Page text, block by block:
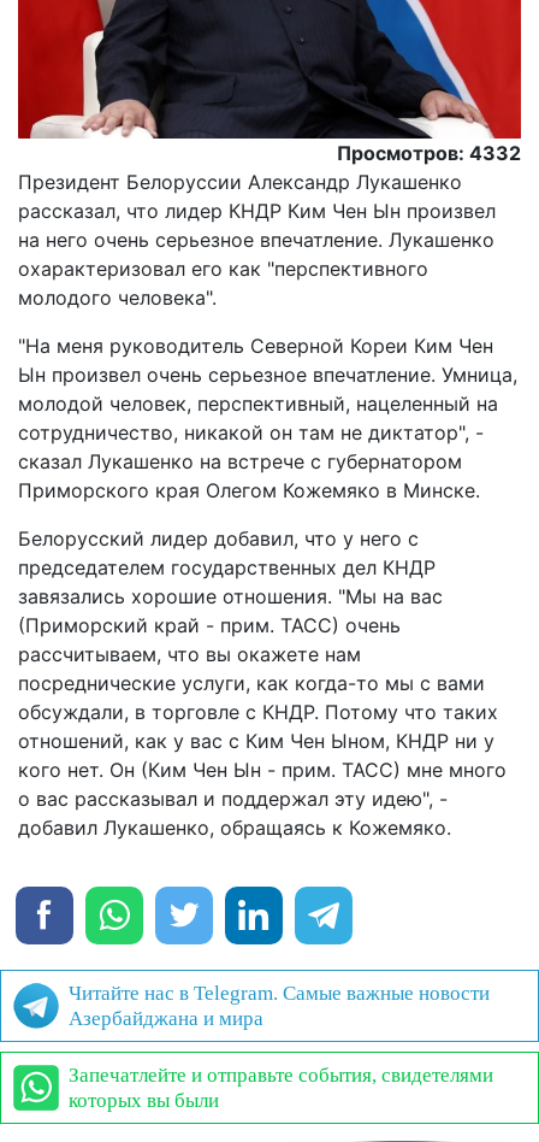
Просмотров: 4332
Президент Белоруссии Александр Лукашенко
рассказал, что лидер КНДР Ким Чен Ын произвел
на него очень серьезное впечатление. Лукашенко
охарактеризовал его как "перспективного
молодого человека".
"На меня руководитель Северной Кореи Ким Чен
Ын произвел очень серьезное впечатление. Умница,
молодой человек, перспективный, нацеленный на
сотрудничество, никакой он там не диктатор", -
сказал Лукашенко на встрече с губернатором
Приморского края Олегом Кожемяко в Минске.
Белорусский лидер добавил, что у него с
председателем государственных дел КНДР
завязались хорошие отношения. "Мы на вас
(Приморский край - прим. ТАСС) очень
рассчитываем, что вы окажете нам
посреднические услуги, как когда-то мы с вами
обсуждали, в торговле с КНДР. Потому что таких
отношений, как у вас с Ким Чен Ыном, КНДР ни у
кого нет. Он (Ким Чен Ын - прим. ТАСС) мне много
о вас рассказывал и поддержал эту идею", -
добавил Лукашенко, обращаясь к Кожемяко.
Читайте нас в Telegram. Самые важные новости
Азербайджана и мира
Запечатлейте и отправьте события, свидетелями
которых вы были